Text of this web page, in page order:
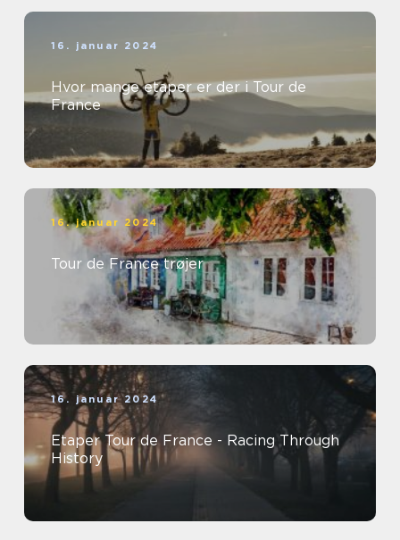
16. januar 2024
Hvor mange etaper er der i Tour de
France
16. januar 2024
Tour de France trøjer
16. januar 2024
Etaper Tour de France - Racing Through
History